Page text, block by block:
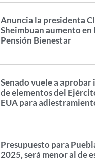
Anuncia la presidenta
Sheimbuan aumento en
Pensión Bienestar
Senado vuele a aprobar
de elementos del
EUA para
Presupuesto para
2025, será menor al de